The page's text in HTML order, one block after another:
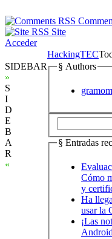
Site
Acceder
HackingTEC
SIDEBAR
»
S
I
D
E
B
A
R
«
§ Authors
§ Entradas
Cómo
y
Ha
usar la
¡Las